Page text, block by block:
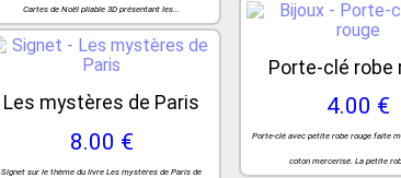
Cartes de Noël pliable 3D présentant les...
Les mystères de Paris
8.00 €
Signet sur le thème du livre Les mystères de Paris de
Porte-clé robe
4.00 €
Porte-clé avec petite robe rouge faite
coton mercerisé. La petite